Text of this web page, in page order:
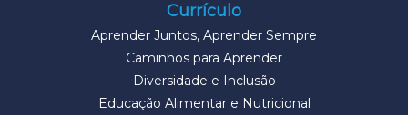
Currículo
Aprender Juntos, Aprender Sempre
Caminhos para Aprender
Diversidade e Inclusão
Educação Alimentar e Nutricional